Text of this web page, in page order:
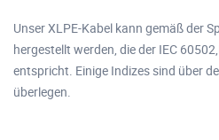
Unser XLPE-Kabel kann gemäß der
hergestellt werden, die der IEC
entspricht. Einige Indizes sind über
überlegen.